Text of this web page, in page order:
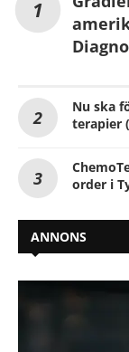
Nu ska
terapier
order i
ANNONS